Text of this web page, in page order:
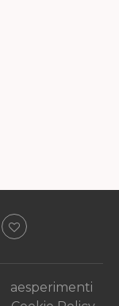
aesperimenti